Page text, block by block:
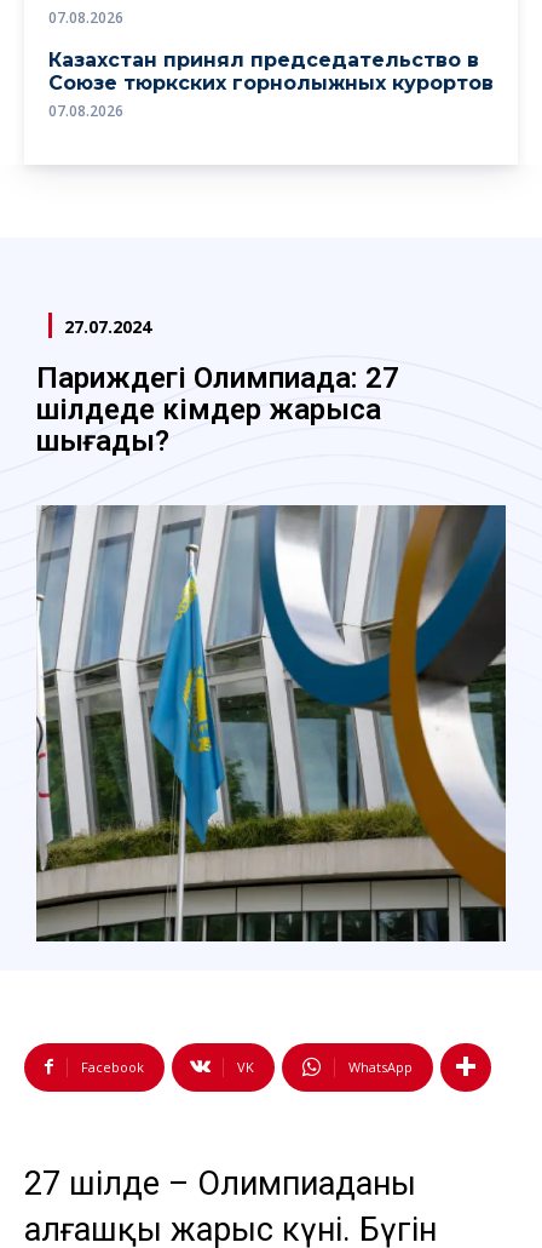
07.08.2026
Казахстан принял председательство в
Союзе тюркских горнолыжных курортов
07.08.2026